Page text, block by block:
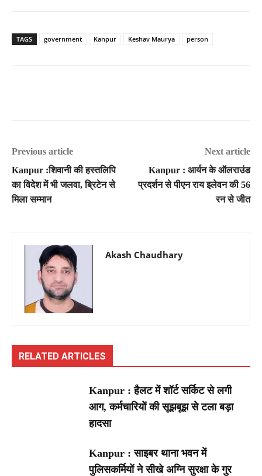
TAGS government Kanpur Keshav Maurya person
Previous article
Kanpur :शिवानी की हस्तलिपि
का विदेश में भी जलवा, ब्रिटेन से
मिला सम्मान
Next article
Kanpur : आर्यन के ऑलराउंड
प्रदर्शन से पीएन राय इलेवन की 56
रन से जीत
Akash Chaudhary
RELATED ARTICLES
Kanpur : हैलट में शॉर्ट सर्किट से लगी
आग, कर्मचारियों की सूझबूझ से टला बड़ा
हादसा
Kanpur : साइबर थाना भवन में
पुलिसकर्मियों ने सीखे अग्नि सुरक्षा के गुर